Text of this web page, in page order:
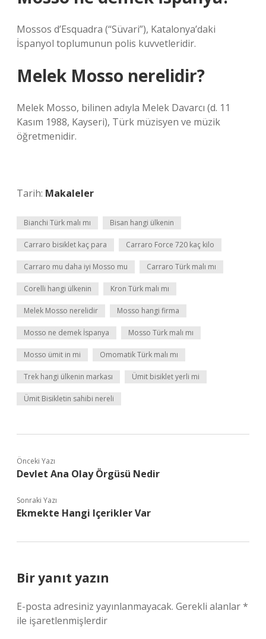
Mossos d’Esquadra (“Süvari”), Katalonya’daki
İspanyol toplumunun polis kuvvetleridir.
Melek Mosso nerelidir?
Melek Mosso, bilinen adıyla Melek Davarcı (d. 11
Kasım 1988, Kayseri), Türk müzisyen ve müzik
öğretmenidir.
Tarih: Makaleler
Bianchi Türk malı mı Bisan hangi ülkenin
Carraro bisiklet kaç para Carraro Force 720 kaç kilo
Carraro mu daha iyi Mosso mu Carraro Türk malı mı
Corelli hangi ülkenin Kron Türk malı mı
Melek Mosso nerelidir Mosso hangi firma
Mosso ne demek İspanya Mosso Türk malı mı
Mosso ümit in mi Omomatik Türk malı mı
Trek hangi ülkenin markası Ümit bisiklet yerli mi
Ümit Bisikletin sahibi nereli
Önceki Yazı
Devlet Ana Olay Örgüsü Nedir
Sonraki Yazı
Ekmekte Hangi Içerikler Var
Bir yanıt yazın
E-posta adresiniz yayınlanmayacak. Gerekli alanlar*
ile işaretlenmişlerdir